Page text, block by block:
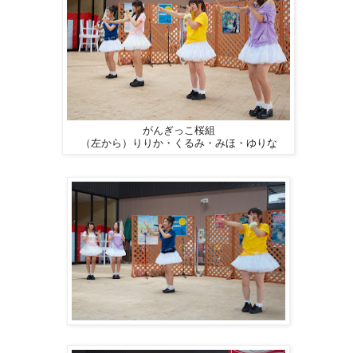
がんぎっこ桜組
（左から）りりか・くるみ・みほ・ゆりな